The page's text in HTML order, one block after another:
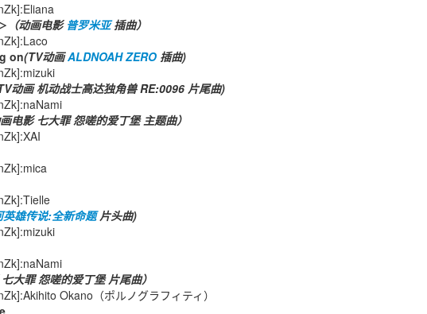
（动画电影 普罗米亚插曲）
on(TV动画ALDNOAH ZERO 插曲)
动画 机动战士高达独角兽 RE:0096 片尾曲)
画电影 七大罪 怨嗟的爱丁堡 主题曲）
英雄传说:全新命题片头曲)
七大罪 怨嗟的爱丁堡 片尾曲）
Okano（ポルノグラフィティ）